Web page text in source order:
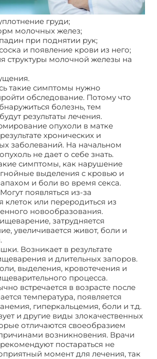
груди;
молочных желез;
при поднятии рук;
и появление крови из него;
структуры молочной железы на
такие симптомы нужно
обследование. Потому что
болезнь, тем
результаты лечения.
опухоли в матке
хронических и
заболеваний. На начальном
не дает о себе знать.
симптомы, как нарушение
выделения с кровью и
и боли во время секса.
появляться из-за
клеток или переродиться из
новообразования.
затрудняется
увеличивается живот, боли и
Возникает в результате
и длительных запоров.
выделения, кровотечения и
процесса.
встречается в возрасте после
температура, появляется
гиперкальцемия, боли и т.д.
и другие виды злокачественных
отличаются своеобразием
возникновения. Врачи
постараться не
момент для лечения, так